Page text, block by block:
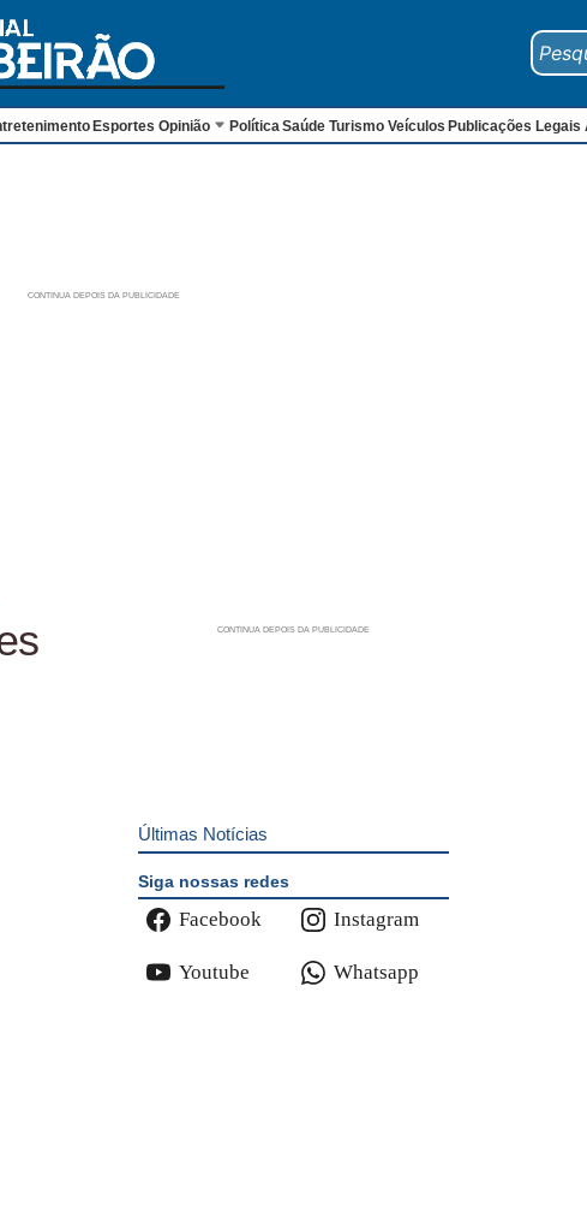
Esportes Opinião PolíticaSaúde Turismo Veículos Publicações Legais
Últimas Notícias
Siga nossas redes
Facebook Instagram
Youtube Whatsapp